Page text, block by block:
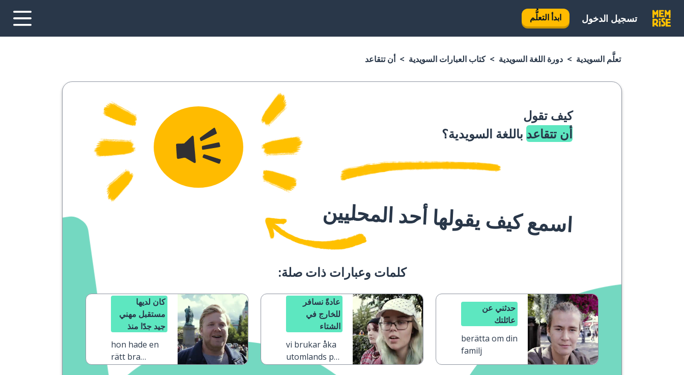
تسجيل الدخول ابدأ التعلُّم
تعلَّم السويدية دورة اللغة السويدية كتاب العبارات السويدية أن تتقاعد
كيف تقول
أن تتقاعد باللغة السويدية؟
اسمع كيف يقولها أحد المحليين
كلمات وعبارات ذات صلة:
حدثني عن
عائلتك
berätta om din
familj
عادةً نسافر
للخارج في
الشتاء
vi brukar åka
utomlands på
كان لديها
مستقبل مهني
جيد جدًا منذ
hon hade en
rätt bra
karriär för